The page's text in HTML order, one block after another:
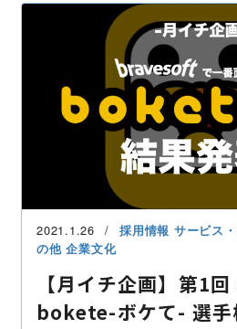
2021.1.26 採用情報 サービス
の他企業文化
【月イチ企画】第1
bokete-ボケて- 選手